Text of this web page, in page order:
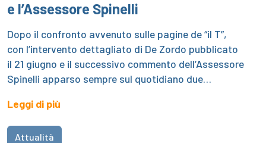
e l’Assessore Spinelli
Dopo il confronto avvenuto sulle pagine de “il T”,
con l’intervento dettagliato di De Zordo pubblicato
il 21 giugno e il successivo commento dell’Assessore
Spinelli apparso sempre sul quotidiano due…
Leggi di più
Attualità